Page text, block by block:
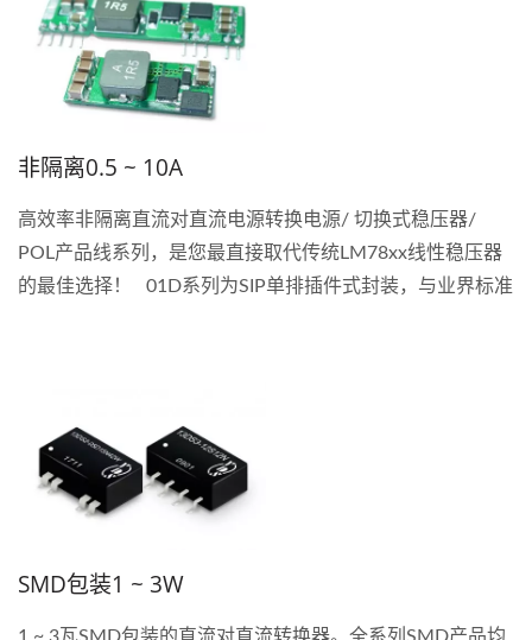
非隔离0.5 ~ 10A
高效率非隔离直流对直流电源转换电源/ 切换式稳压器/
POL产品线系列，是您最直接取代传统LM78xx线性稳压器
的最佳选择！ 01D系列为SIP单排插件式封装，与业界标准
SMD包装1 ~ 3W